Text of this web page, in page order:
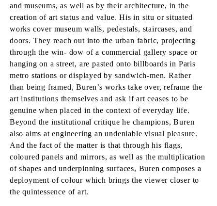
and museums, as well as by their architecture, in the
creation of art status and value. His in situ or situated
works cover museum walls, pedestals, staircases, and
doors. They reach out into the urban fabric, projecting
through the win- dow of a commercial gallery space or
hanging on a street, are pasted onto billboards in Paris
metro stations or displayed by sandwich-men. Rather
than being framed, Buren’s works take over, reframe the
art institutions themselves and ask if art ceases to be
genuine when placed in the context of everyday life.
Beyond the institutional critique he champions, Buren
also aims at engineering an undeniable visual pleasure.
And the fact of the matter is that through his flags,
coloured panels and mirrors, as well as the multiplication
of shapes and underpinning surfaces, Buren composes a
deployment of colour which brings the viewer closer to
the quintessence of art.